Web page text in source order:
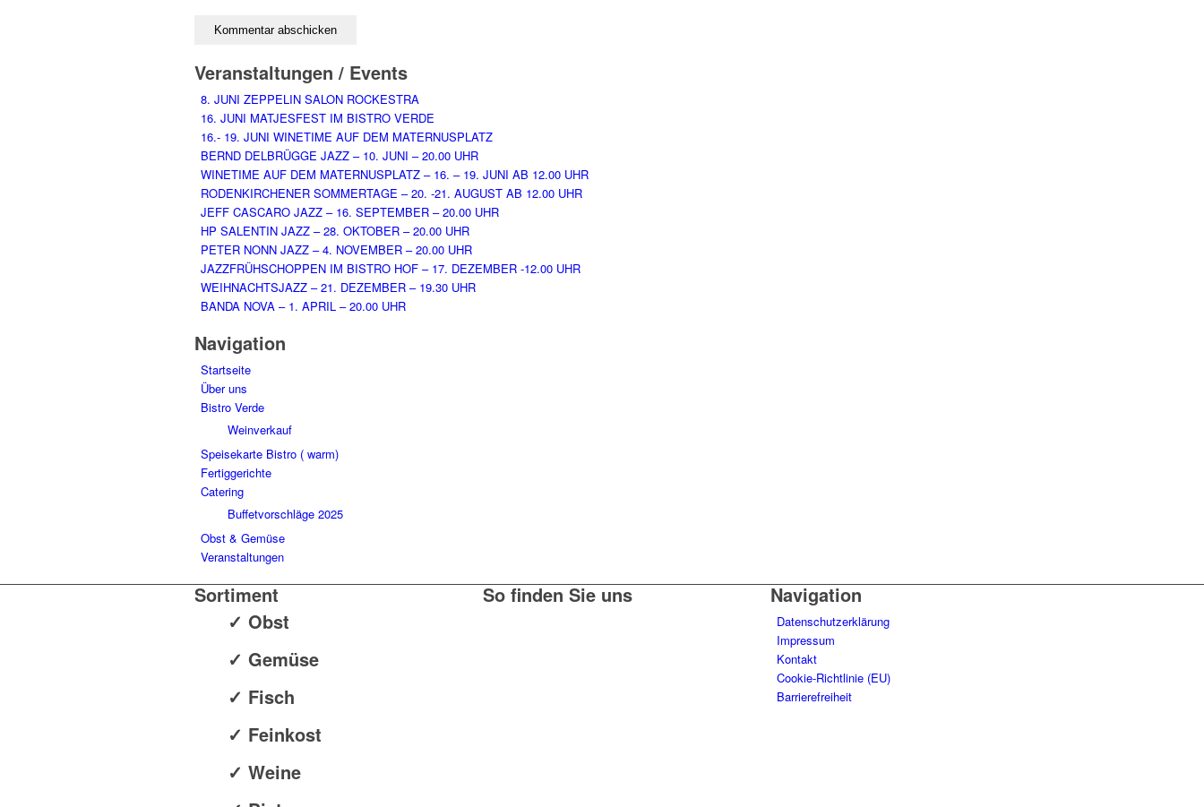
Veranstaltungen / Events
8. JUNI ZEPPELIN SALON ROCKESTRA
16. JUNI MATJESFEST IM BISTRO VERDE
16.- 19. JUNI WINETIME AUF DEM MATERNUSPLATZ
BERND DELBRÜGGE JAZZ – 10. JUNI – 20.00 UHR
WINETIME AUF DEM MATERNUSPLATZ – 16. – 19. JUNI AB 12.00 UHR
RODENKIRCHENER SOMMERTAGE – 20. -21. AUGUST AB 12.00 UHR
JEFF CASCARO JAZZ – 16. SEPTEMBER – 20.00 UHR
HP SALENTIN JAZZ – 28. OKTOBER – 20.00 UHR
PETER NONN JAZZ – 4. NOVEMBER – 20.00 UHR
JAZZFRÜHSCHOPPEN IM BISTRO HOF – 17. DEZEMBER -12.00 UHR
WEIHNACHTSJAZZ – 21. DEZEMBER – 19.30 UHR
BANDA NOVA – 1. APRIL – 20.00 UHR
Navigation
Startseite
Über uns
Bistro Verde
Weinverkauf
Speisekarte Bistro ( warm)
Fertiggerichte
Catering
Buffetvorschläge 2025
Obst & Gemüse
Veranstaltungen
Sortiment
✓ Obst
✓ Gemüse
✓ Fisch
✓ Feinkost
✓ Weine
So finden Sie uns Navigation
Datenschutzerklärung
Impressum
Kontakt
Cookie-Richtlinie (EU)
Barrierefreiheit